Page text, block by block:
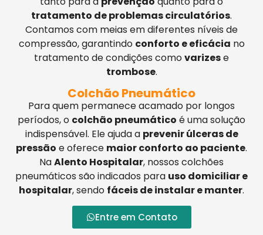
tratamento de problemas circulatórios.
Contamos com meias em diferentes níveis de
compressão, garantindo conforto e eficácia no
tratamento de condições comovarizese
trombose.
Colchão Pneumático
Para quem permanece acamado por longos
períodos, o colchão pneumático é uma solução
indispensável. Ele ajuda a prevenir úlceras de
pressão e oferece maior conforto ao paciente.
NaAlento Hospitalar, nossos colchões
pneumáticos são indicados para uso domiciliar e
hospitalar, sendo fáceis de instalar e manter.
Entre em Contato